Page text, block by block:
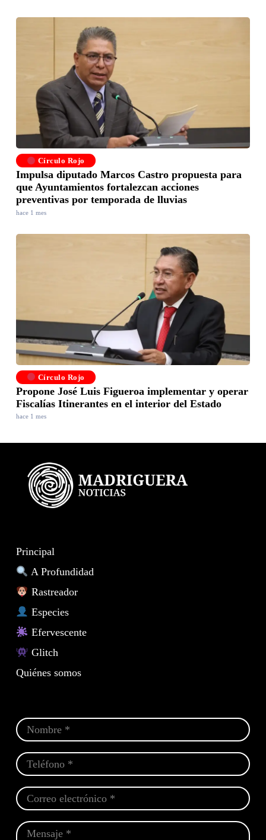
Círculo Rojo
Impulsa diputado Marcos Castro propuesta para
que Ayuntamientos fortalezcan acciones
preventivas por temporada de lluvias
hace 1 mes
Círculo Rojo
Propone José Luis Figueroa implementar y operar
Fiscalías Itinerantes en el interior del Estado
hace 1 mes
Principal
A Profundidad
Rastreador
Especies
Efervescente
Glitch
Quiénes somos